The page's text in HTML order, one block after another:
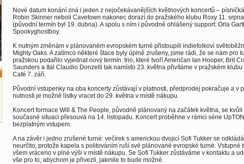
Nové datum konání zná i jeden z nejočekávanějších květnových koncertů –
Robin Skinner neboli Cavetown nakonec dorazí do pražského klubu Roxy 11. srpna
(původní termín byl 19. dubna). A spolu s ním i původně ohlášený support: Orla
Spookyghostboy.
K nutným změnám v plánovaném evropském turné přistoupili indiefolkoví
Mighty Oaks. A zatímco některé štace byly úplně zrušeny, jsme rádi, že se nám pro tu
pražskou podařilo vyjednat nový termín: trio, které tvoří Američan Ian Hooper, Brit
Saunders a Ital Claudio Donzelli tak namísto 23. května přivítáme v pražském klubu
Café 7. září.
Původní vstupenky na oba koncerty zůstávají v platnosti, předprodej pokračuje a v
nutnosti je možné lístky vracet do 29. května v místě nákupu.
Koncert formace Will & The People, původně plánovaný na začátek května, se kvůli
současné situaci přesouvá na 14. listopadu. Koncert proběhne v rámci série
bezplatným vstupem.
A na závěr i jedno zrušené turné: večírek s americkou dvojicí Sofi Tukker se
neurčito, protože kapela s politováním ruší své plánované evropské turné. Vstupné
všem vráceno v plné výši v místě nákupu. Se Sofi Tukker zůstáváme v kontaktu a
vše pro to, abychom je přivezli, jakmile to bude možné.